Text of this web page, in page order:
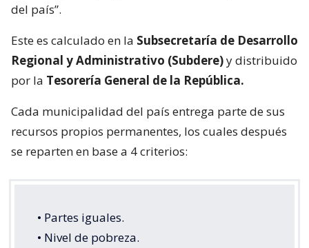
del país”.
Este es calculado en la Subsecretaría de Desarrollo
Regional y Administrativo (Subdere)y distribuido
por la Tesorería General de la República.
Cada municipalidad del país entrega parte de sus
recursos propios permanentes, los cuales después
se reparten en base a 4 criterios:
• Partes iguales.
• Nivel de pobreza.